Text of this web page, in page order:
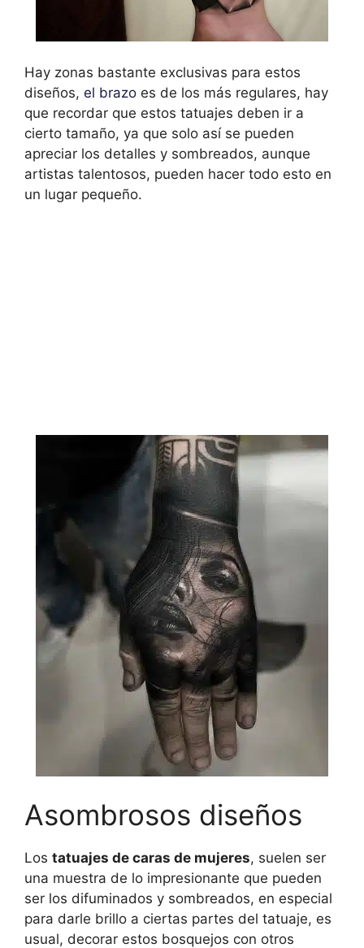
Hay zonas bastante exclusivas para estos
diseños, el brazo es de los más regulares, hay
que recordar que estos tatuajes deben ir a
cierto tamaño, ya que solo así se pueden
apreciar los detalles y sombreados, aunque
artistas talentosos, pueden hacer todo esto en
un lugar pequeño.
Asombrosos diseños
Los tatuajes de caras de mujeres, suelen ser
una muestra de lo impresionante que pueden
ser los difuminados y sombreados, en especial
para darle brillo a ciertas partes del tatuaje, es
usual, decorar estos bosquejos con otros